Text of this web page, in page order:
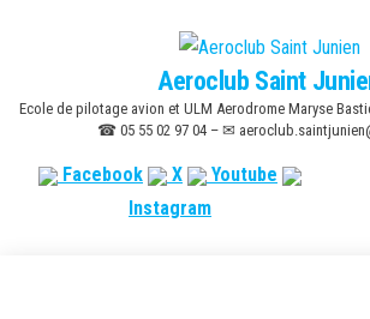
content
Aeroclub Saint
Ecole de pilotage avion et ULM Aerodrome Maryse
☎ 05 55 02 97 04 – ✉
Facebook X
Youtube
Instagram